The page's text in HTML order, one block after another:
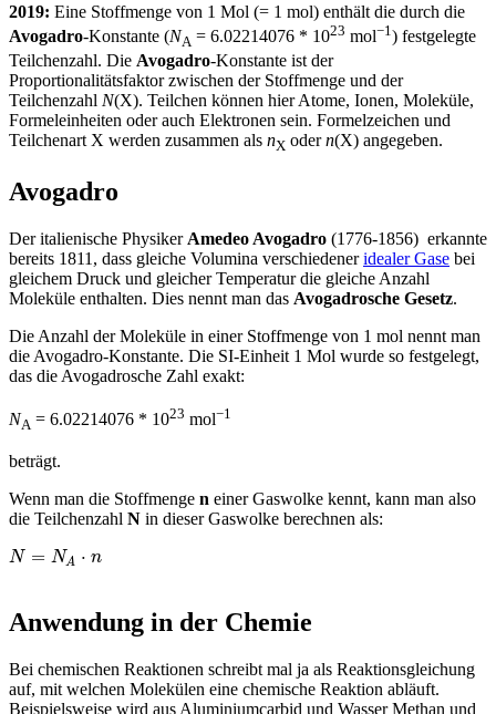
2019: Eine Stoffmenge von 1 Mol (= 1 mol) enthält die durch die
Avogadro-Konstante (NA = 6.02214076 * 1023 mol−1 ) festgelegte
Teilchenzahl. Die Avogadro-Konstante ist der
Proportionalitätsfaktor zwischen der Stoffmenge und der
Teilchenzahl N(X). Teilchen können hier Atome, Ionen, Moleküle,
Formeleinheiten oder auch Elektronen sein. Formelzeichen und
Teilchenart X werden zusammen als nX odern(X) angegeben.
Avogadro
Der italienische Physiker Amedeo Avogadro (1776-1856) erkannte
bereits 1811, dass gleiche Volumina verschiedeneridealer Gase bei
gleichem Druck und gleicher Temperatur die gleiche Anzahl
Moleküle enthalten. Dies nennt man das Avogadrosche Gesetz.
Die Anzahl der Moleküle in einer Stoffmenge von 1 mol nennt man
die Avogadro-Konstante. Die SI-Einheit 1 Mol wurde so festgelegt,
das die Avogadrosche Zahl exakt:
NA = 6.02214076 * 1023 mol−1
beträgt.
Wenn man die Stoffmenge n einer Gaswolke kennt, kann man also
die Teilchenzahl N in dieser Gaswolke berechnen als:
N = NA ⋅ n
Anwendung in der Chemie
Bei chemischen Reaktionen schreibt mal ja als Reaktionsgleichung
auf, mit welchen Molekülen eine chemische Reaktion abläuft.
Beispielsweise wird aus Aluminiumcarbid und Wasser Methan und